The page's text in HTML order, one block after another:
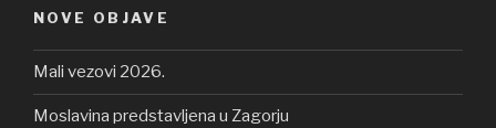
NOVE OBJAVE
Mali vezovi 2026.
Moslavina predstavljena u Zagorju